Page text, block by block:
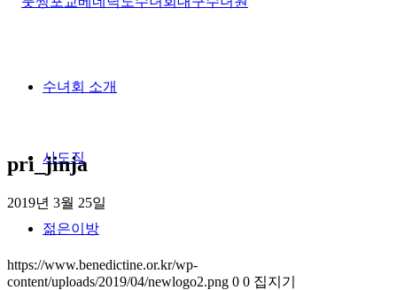
수녀회 소개
사도직
젊은이방
pri_jinja
2019년 3월 25일
https://www.benedictine.or.kr/wp-
content/uploads/2019/04/newlogo2.png 0 0 집지기